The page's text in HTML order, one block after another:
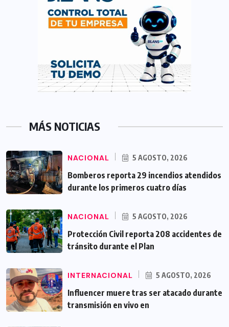
MÁS NOTICIAS
NACIONAL 5 AGOSTO, 2026
Bomberos reporta 29 incendios atendidos
durante los primeros cuatro días
NACIONAL 5 AGOSTO, 2026
Protección Civil reporta 208 accidentes de
tránsito durante el Plan
INTERNACIONAL 5 AGOSTO, 2026
Influencer muere tras ser atacado durante
transmisión en vivo en